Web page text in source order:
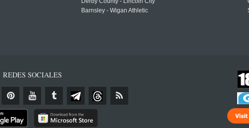
Barnsley - Wigan Athletic
REDES SOCIALES